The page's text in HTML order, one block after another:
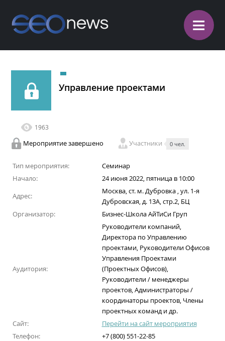
≡
Управление проектами
1963
Мероприятие завершено Участники 0 чел.
Тип мероприятия:
Семинар
Начало:
24 июня 2022, пятница в 10:00
Адрес:
Москва, ст. м. Дубровка , ул. 1-я
Дубровская, д. 13А, стр.2, БЦ
Организатор:
Бизнес-Школа АйТиСи Груп
Аудитория:
Руководители компаний,
Директора по Управлению
проектами, Руководители Офисов
Управления Проектами
(Проектных Офисов),
Руководители / менеджеры
проектов, Администраторы /
координаторы проектов, Члены
проектных команд и др.
Сайт:
Перейти на сайт мероприятия
Телефон:
+7 (800) 551-22-85